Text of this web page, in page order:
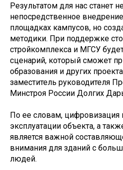
Результатом для нас станет
непосредственное
площадках кампусов, но
методики. При поддержке
стройкомплекса и МГСУ
сценарий, который сможет
образования и других
заместитель руководителя
Минстроя России Долгих
По ее словам,
эксплуатации объекта, а
является важной
внимания для зданий с
людей.